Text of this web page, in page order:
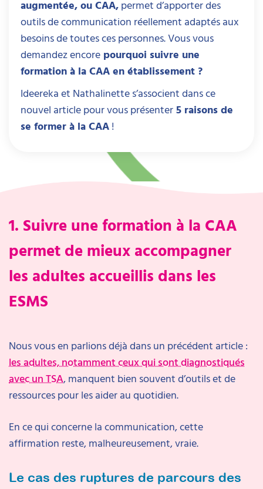
augmentée, ou CAA,permet d’apporter des
outils de communication réellement adaptés aux
besoins de toutes ces personnes. Vous vous
demandez encore pourquoi suivre une
formation à la CAA en établissement ?
Ideereka et Nathalinette s’associent dans ce
nouvel article pour vous présenter5 raisons de
se former à la CAA!
1. Suivre une formation à la CAA
permet de mieux accompagner
les adultes accueillis dans les
ESMS
Nous vous en parlions déjà dans un précédent article :
les adultes, notamment ceux qui sont diagnostiqués
avec un TSA, manquent bien souvent d’outils et de
ressources pour les aider au quotidien.
En ce qui concerne la communication, cette
affirmation reste, malheureusement, vraie.
Le cas des ruptures de parcours des